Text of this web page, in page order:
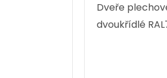
Dveře
dvoukřídlé